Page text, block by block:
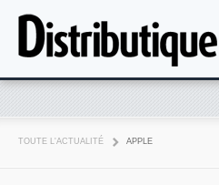
TOUTE L'ACTUALITÉ APPLE